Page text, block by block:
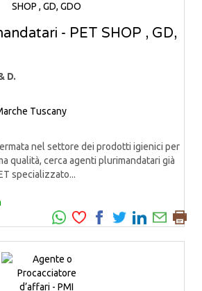
- PET SHOP , GD,
D.
Tuscany
nel settore dei prodotti igienici per
qualità, cerca agenti plurimandatari già
specializzato...